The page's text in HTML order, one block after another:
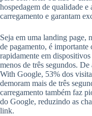
hospedagem de qualidade
carregamento e garantam
Seja em uma landing page,
de pagamento, é importante
rapidamente em
menos de três segundos.
With Google, 53% dos
demoram mais de três
carregamento também faz
do Google, reduzindo as
link.